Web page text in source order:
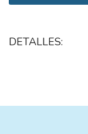
DETALLES: